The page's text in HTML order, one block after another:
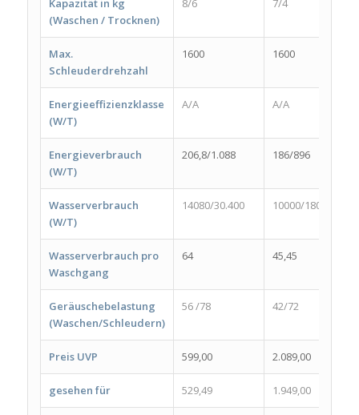
Kapazität in kg
(Waschen / Trocknen)
8/6 7/4
Max.
Schleuderdrehzahl
1600 1600
Energieeffizienzklasse
(W/T)
A/A A/A
Energieverbrauch
(W/T)
206,8/1.088 186/896
Wasserverbrauch
(W/T)
14080/30.400 10000/18000
Wasserverbrauch pro
Waschgang
64 45,45
Geräuschebelastung
(Waschen/Schleudern)
56 /78 42/72
Preis UVP 599,00 2.089,00
gesehen für 529,49 1.949,00